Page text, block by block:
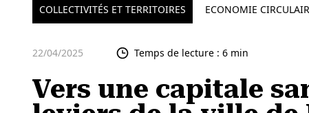
COLLECTIVITÉS ET TERRITOIRES ECONOMIE
22/04/2025 Temps de lecture : 6 min
Vers une capitale